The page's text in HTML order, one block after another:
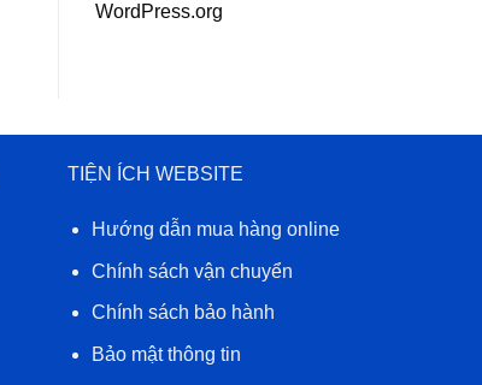
WordPress.org
TIỆN ÍCH WEBSITE
Hướng dẫn mua hàng online
Chính sách vận chuyển
Chính sách bảo hành
Bảo mật thông tin